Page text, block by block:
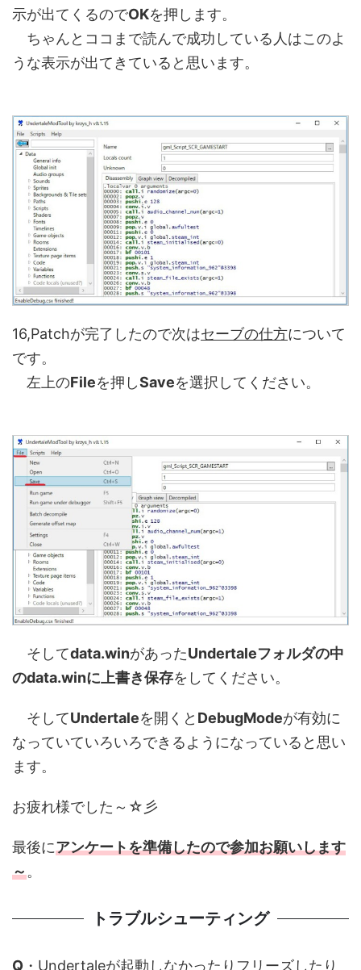
示が出てくるのでOKを押します。
ちゃんとココまで読んで成功している人はこのよ
うな表示が出てきていると思います。
16,Patchが完了したので次はセーブの仕方について
です。
左上のFileを押しSaveを選択してください。
そしてdata.winがあったUndertaleフォルダの中
のdata.winに上書き保存をしてください。
そしてUndertaleを開くと DebugModeが有効に
なっていていろいろできるようになっていると思い
ます。
お疲れ様でした～☆彡
最後にアンケートを準備したので参加お願いします
～。
トラブルシューティング
Q ・Undertaleが起動しなかったりフリーズしたり